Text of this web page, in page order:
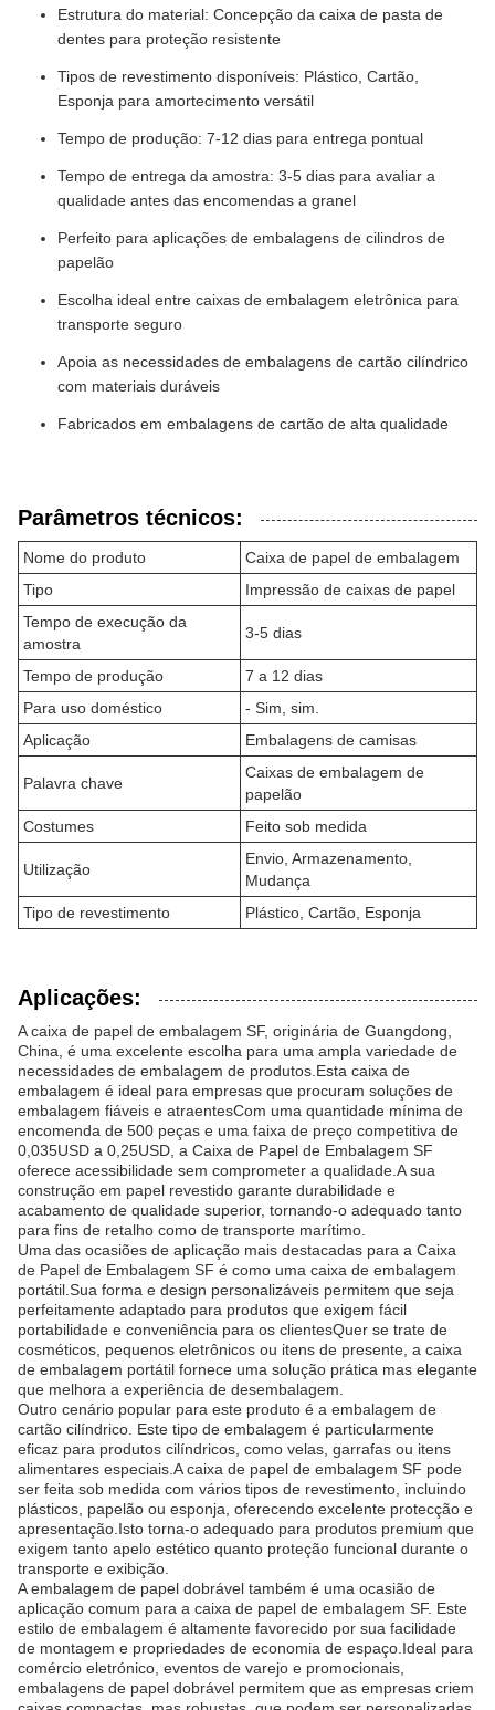
Estrutura do material: Concepção da caixa de pasta de
dentes para proteção resistente
Tipos de revestimento disponíveis: Plástico, Cartão,
Esponja para amortecimento versátil
Tempo de produção: 7-12 dias para entrega pontual
Tempo de entrega da amostra: 3-5 dias para avaliar a
qualidade antes das encomendas a granel
Perfeito para aplicações de embalagens de cilindros de
papelão
Escolha ideal entre caixas de embalagem eletrônica para
transporte seguro
Apoia as necessidades de embalagens de cartão cilíndrico
com materiais duráveis
Fabricados em embalagens de cartão de alta qualidade
Parâmetros técnicos:
Nome do produto
Caixa de papel de embalagem
Tipo
Impressão de caixas de papel
Tempo de execução da
amostra
3-5 dias
Tempo de produção
7 a 12 dias
Para uso doméstico
- Sim, sim.
Aplicação
Embalagens de camisas
Palavra chave
Caixas de embalagem de
papelão
Costumes
Feito sob medida
Utilização
Envio, Armazenamento,
Mudança
Tipo de revestimento
Plástico, Cartão, Esponja
Aplicações:
A caixa de papel de embalagem SF, originária de Guangdong,
China, é uma excelente escolha para uma ampla variedade de
necessidades de embalagem de produtos.Esta caixa de
embalagem é ideal para empresas que procuram soluções de
embalagem fiáveis e atraentesCom uma quantidade mínima de
encomenda de 500 peças e uma faixa de preço competitiva de
0,035USD a 0,25USD, a Caixa de Papel de Embalagem SF
oferece acessibilidade sem comprometer a qualidade.A sua
construção em papel revestido garante durabilidade e
acabamento de qualidade superior, tornando-o adequado tanto
para fins de retalho como de transporte marítimo.
Uma das ocasiões de aplicação mais destacadas para a Caixa
de Papel de Embalagem SF é como uma caixa de embalagem
portátil.Sua forma e design personalizáveis permitem que seja
perfeitamente adaptado para produtos que exigem fácil
portabilidade e conveniência para os clientesQuer se trate de
cosméticos, pequenos eletrônicos ou itens de presente, a caixa
de embalagem portátil fornece uma solução prática mas elegante
que melhora a experiência de desembalagem.
Outro cenário popular para este produto é a embalagem de
cartão cilíndrico. Este tipo de embalagem é particularmente
eficaz para produtos cilíndricos, como velas, garrafas ou itens
alimentares especiais.A caixa de papel de embalagem SF pode
ser feita sob medida com vários tipos de revestimento, incluindo
plásticos, papelão ou esponja, oferecendo excelente protecção e
apresentação.Isto torna-o adequado para produtos premium que
exigem tanto apelo estético quanto proteção funcional durante o
transporte e exibição.
A embalagem de papel dobrável também é uma ocasião de
aplicação comum para a caixa de papel de embalagem SF. Este
estilo de embalagem é altamente favorecido por sua facilidade
de montagem e propriedades de economia de espaço.Ideal para
comércio eletrónico, eventos de varejo e promocionais,
embalagens de papel dobrável permitem que as empresas criem